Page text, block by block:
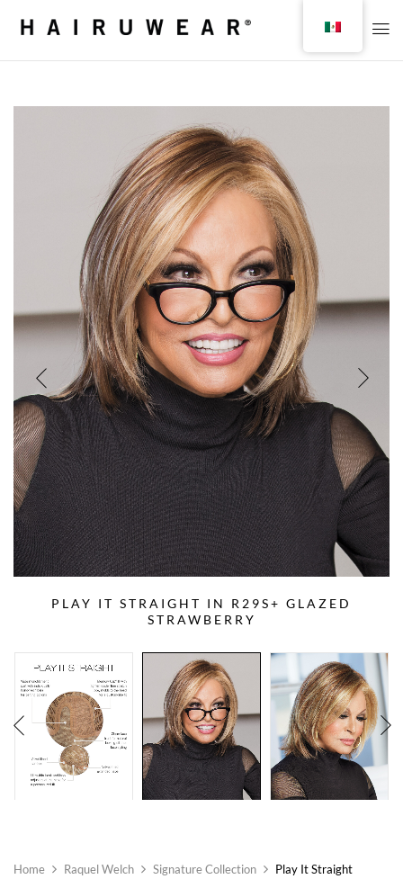
PLAY IT STRAIGHT IN R29S+ GLAZED
STRAWBERRY
Home Raquel Welch Signature Collection Play It Straight